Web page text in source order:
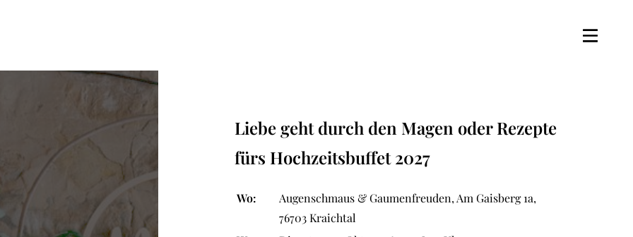
Liebe geht durch den Magen oder Rezepte
fürs Hochzeitsbuffet 2027
Wo:
Augenschmaus & Gaumenfreuden, Am Gaisberg 1a,
76703 Kraichtal